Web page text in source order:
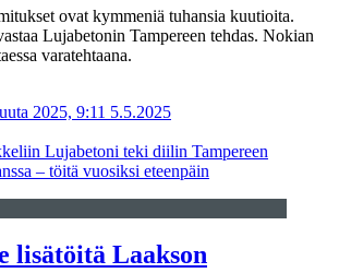
ovat kymmeniä tuhansia kuutioita.
Lujabetonin Tampereen tehdas. Nokian
varatehtaana.
2025, 9:11 5.5.2025
Lujabetoni teki diilin Tampereen
– töitä vuosiksi eteenpäin
lisätöitä Laakson